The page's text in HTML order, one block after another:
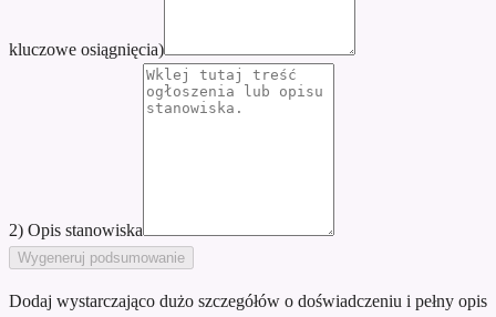
kluczowe osiągnięcia)
2) Opis stanowiska
Wygeneruj podsumowanie
Dodaj wystarczająco dużo szczegółów o doświadczeniu i pełny opis